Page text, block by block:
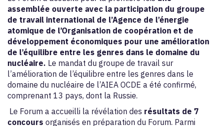
assemblée ouverte avec la participation du groupe
de travail international de l’Agence de l’énergie
atomique de l’Organisation de coopération et de
développement économiques pour une amélioration
de l’équilibre entre les genres dans le domaine du
nucléaire. Le mandat du groupe de travail sur
l’amélioration de l’équilibre entre les genres dans le
domaine du nucléaire de l’AIEA OCDE a été confirmé,
comprenant 13 pays, dont la Russie.
Le Forum a accueilli la révélation des résultats de 7
concours organisés en préparation du Forum. Parmi